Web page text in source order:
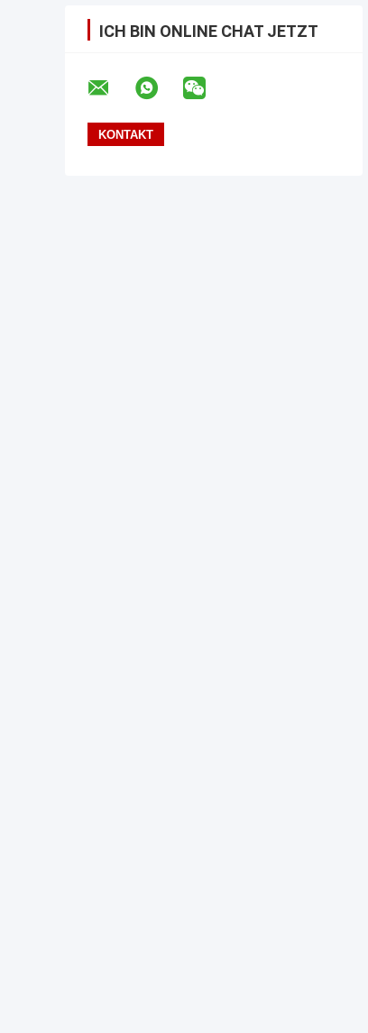
ICH BIN ONLINE CHAT JETZT